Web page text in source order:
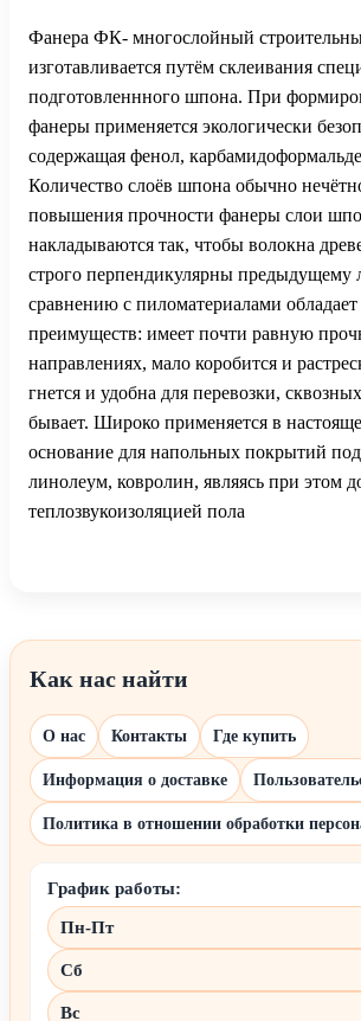
Фанера ФК- многослойный
изготавливается путём склеивания
подготовленнного шпона. При
фанеры применяется экологически
содержащая фенол,
Количество слоёв шпона обычно
повышения прочности фанеры слои
накладываются так, чтобы волокна
строго перпендикулярны предыдущему
сравнению с пиломатериалами
преимуществ: имеет почти равную
направлениях, мало коробится и
гнется и удобна для перевозки,
бывает. Широко применяется в
основание для напольных покрытий под
линолеум, коврoлин, являясь при этом
теплозвукоизоляцией пола
Как нас найти
О нас Контакты Где купить
Информация о доставке
Политика в отношении обработки
График работы:
Пн-Пт
Сб
Вс